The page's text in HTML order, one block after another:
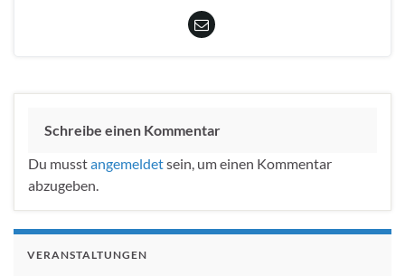
Schreibe einen Kommentar
Du musstangemeldetsein, um einen Kommentar
abzugeben.
VERANSTALTUNGEN